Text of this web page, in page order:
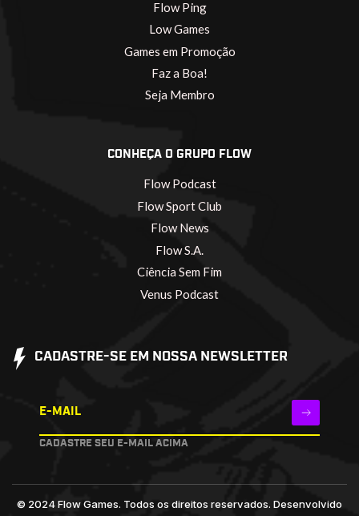
Flow Ping
Low Games
Games em Promoção
Faz a Boa!
Seja Membro
CONHEÇA O GRUPO FLOW
Flow Podcast
Flow Sport Club
Flow News
Flow S.A.
Ciência Sem Fim
Venus Podcast
CADASTRE-SE EM NOSSA NEWSLETTER
E-MAIL
CADASTRE SEU E-MAIL ACIMA
© 2024 Flow Games. Todos os direitos reservados. Desenvolvido